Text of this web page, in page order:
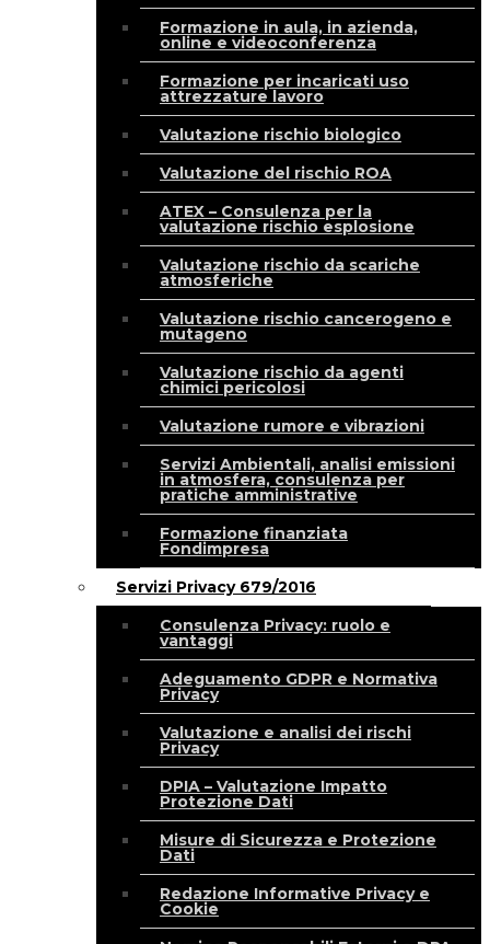
Formazione in aula, in azienda,
online e videoconferenza
Formazione per incaricati uso
attrezzature lavoro
Valutazione rischio biologico
Valutazione del rischio ROA
ATEX – Consulenza per la
valutazione rischio esplosione
Valutazione rischio da scariche
atmosferiche
Valutazione rischio cancerogeno e
mutageno
Valutazione rischio da agenti
chimici pericolosi
Valutazione rumore e vibrazioni
Servizi Ambientali, analisi emissioni
in atmosfera, consulenza per
pratiche amministrative
Formazione finanziata
Fondimpresa
Servizi Privacy 679/2016
Consulenza Privacy: ruolo e
vantaggi
Adeguamento GDPR e Normativa
Privacy
Valutazione e analisi dei rischi
Privacy
DPIA – Valutazione Impatto
Protezione Dati
Misure di Sicurezza e Protezione
Dati
Redazione Informative Privacy e
Cookie